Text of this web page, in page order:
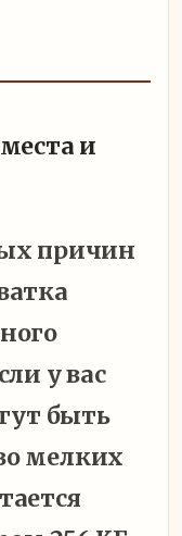
и
причин
у вас
быть
мелких